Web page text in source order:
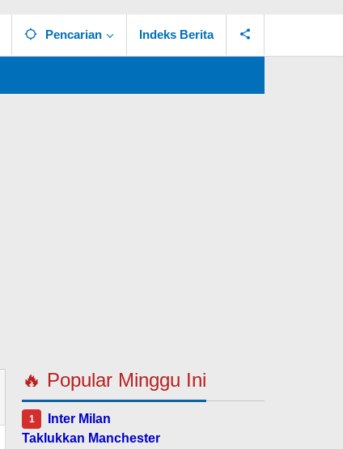
Pencarian Indeks Berita
🔥 Popular Minggu Ini
1
Inter Milan
Taklukkan Manchester